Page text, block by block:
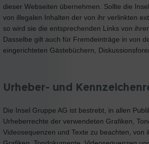
dieser Webseiten übernehmen. Sollte die
von illegalen Inhalten der von ihr verlinkten
so wird sie die entsprechenden Links von
Dasselbe gilt auch für Fremdeinträge in von
eingerichteten Gästebüchern,
Urheber- und
Die Insel Gruppe AG ist bestrebt, in allen
Urheberrechte der verwendeten Grafiken,
Videosequenzen und Texte zu beachten, von